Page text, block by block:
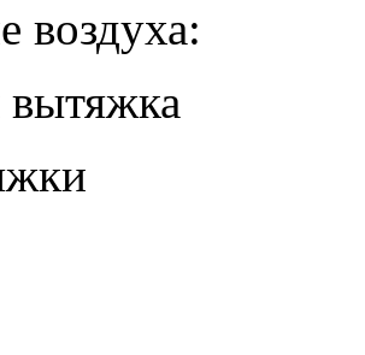
воздуха:
вытяжка